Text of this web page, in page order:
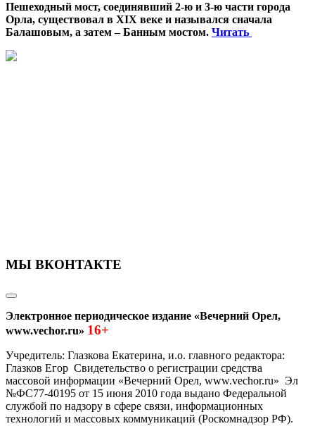
Пешеходный мост, соединявший 2-ю и 3-ю части города
Орла, существовал в XIX веке и назывался сначала
Балашовым, а затем – Банным мостом. Читать
МЫ ВКОНТАКТЕ
Электронное периодическое издание «Вечерний Орел,
www.vechor.ru» 16+
Учредитель: Глазкова Екатерина, и.о. главного редактора:
Глазков Егор Свидетельство о регистрации средства
массовой информации «Вечерний Орел, www.vechor.ru» Эл
№ФС77-40195 от 15 июня 2010 года выдано Федеральной
службой по надзору в сфере связи, информационных
технологий и массовых коммуникаций (Роскомнадзор РФ).